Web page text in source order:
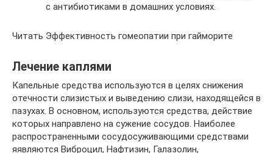
с антибиотиками в домашних условиях.
Читать Эффективность гомеопатии при гайморите
Лечение каплями
Капельные средства используются в целях снижения
отечности слизистых и выведению слизи, находящейся в
пазухах. В основном, используются средства, действие
которых направлено на сужение сосудов. Наиболее
распространенными сосудосуживающими средствами
яявляются Виброцил, Нафтизин, Галазолин,